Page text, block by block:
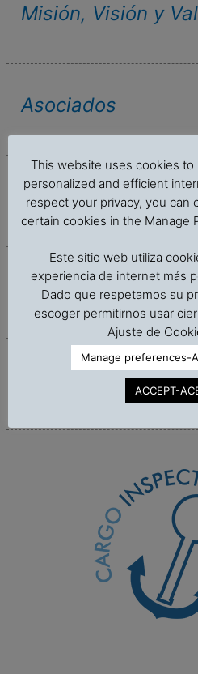
Misión, Visión y
Asociados
Lista parcial de
Clientes P & I
Vínculos/Links
This website uses cookies
personalized and efficient
respect your privacy, you can
certain cookies in the Manage
Este sitio web utiliza
experiencia de internet más
Dado que respetamos su
escoger permitirnos usar
Ajuste de
Manage preferences-
ACCEPT-